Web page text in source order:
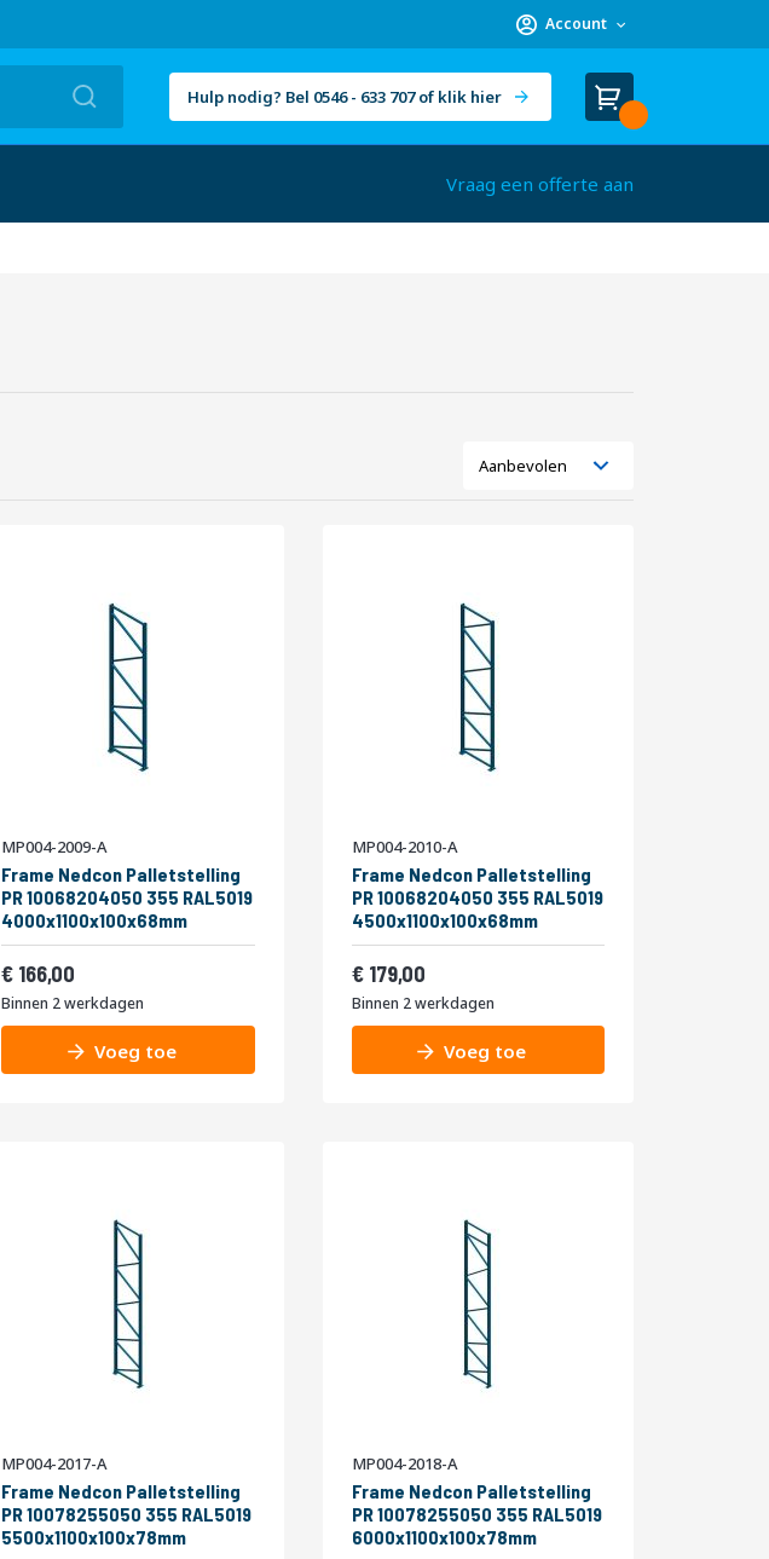
Account
Hulp nodig? Bel 0546 - 633 707 of klik hier
Winkelwagen
Cart
Vraag een offerte aan
Lijst
MP004-2009-A
Frame Nedcon Palletstelling
PR 10068204050 355 RAL5019
4000x1100x100x68mm
Vanaf
166,00
Binnen 2 werkdagen
Voeg toe
MP004-2010-A
Frame Nedcon Palletstelling
PR 10068204050 355 RAL5019
4500x1100x100x68mm
Vanaf
179,00
Binnen 2 werkdagen
Voeg toe
MP004-2017-A
Frame Nedcon Palletstelling
PR 10078255050 355 RAL5019
5500x1100x100x78mm
MP004-2018-A
Frame Nedcon Palletstelling
PR 10078255050 355 RAL5019
6000x1100x100x78mm